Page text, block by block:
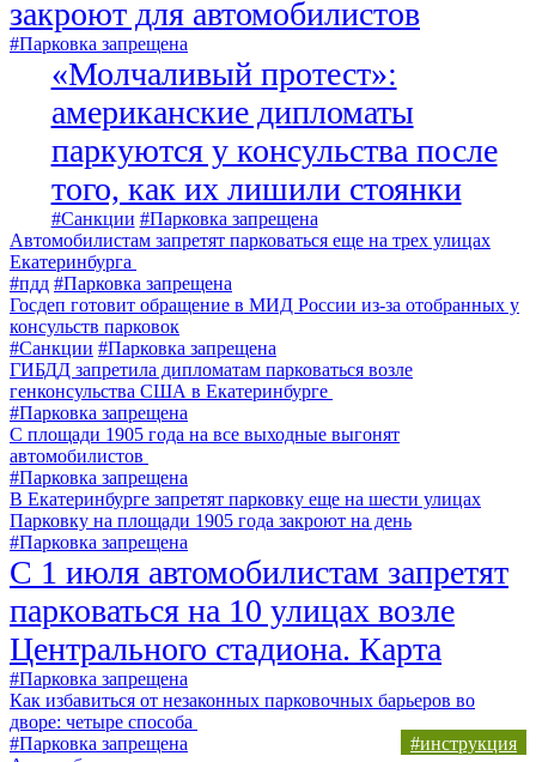
закроют для автомобилистов
#Парковка запрещена
«Молчаливый протест»:
американские дипломаты
паркуются у консульства после
того, как их лишили стоянки
#Санкции #Парковка запрещена
Автомобилистам запретят парковаться еще на трех улицах
Екатеринбурга
#пдд #Парковка запрещена
Госдеп готовит обращение в МИД России из-за отобранных у
консульств парковок
#Санкции #Парковка запрещена
ГИБДД запретила дипломатам парковаться возле
генконсульства США в Екатеринбурге
#Парковка запрещена
С площади 1905 года на все выходные выгонят
автомобилистов
#Парковка запрещена
В Екатеринбурге запретят парковку еще на шести улицах
Парковку на площади 1905 года закроют на день
#Парковка запрещена
С 1 июля автомобилистам запретят
парковаться на 10 улицах возле
Центрального стадиона. Карта
#Парковка запрещена
Как избавиться от незаконных парковочных барьеров во
дворе: четыре способа
#Парковка запрещена
#инструкция